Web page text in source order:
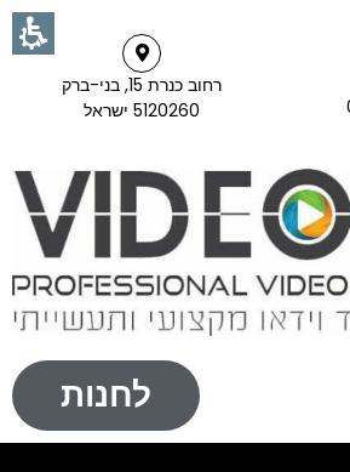
רחוב כנרת 15, בני-ברק
5120260 ישראל
לחנות